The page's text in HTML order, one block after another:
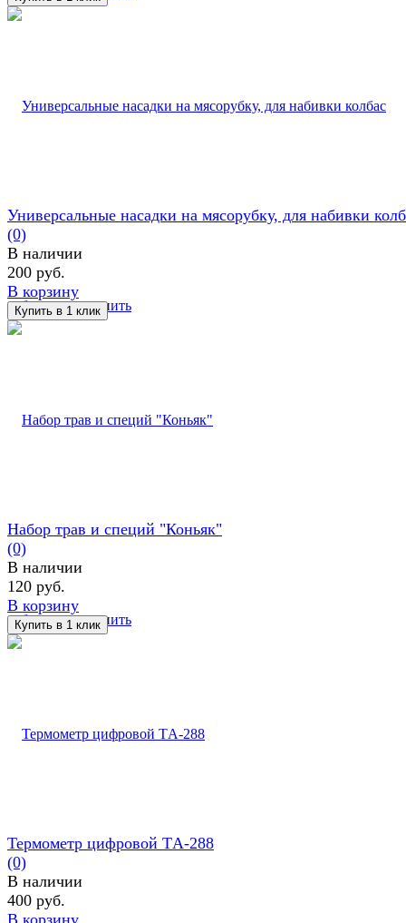
избранное сравнить
Универсальные насадки на мясорубку, для набивки
(0)
В наличии
200 руб.
В корзину
избранное сравнить
Набор трав и специй "Коньяк"
(0)
В наличии
120 руб.
В корзину
Термометр цифровой ТA-288
(0)
В наличии
400 руб.
В корзину